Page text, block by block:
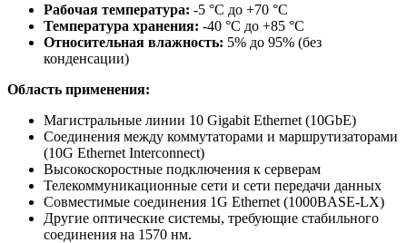
Рабочая температура: -5 °C до +70 °C
Температура хранения: -40 °C до +85 °C
Относительная влажность: 5% до 95% (без
конденсации)
Область применения:
Магистральные линии 10 Gigabit Ethernet (10GbE)
Соединения между коммутаторами и маршрутизаторами
(10G Ethernet Interconnect)
Высокоскоростные подключения к серверам
Телекоммуникационные сети и сети передачи данных
Совместимые соединения 1G Ethernet (1000BASE-LX)
Другие оптические системы, требующие стабильного
соединения на 1570 нм.